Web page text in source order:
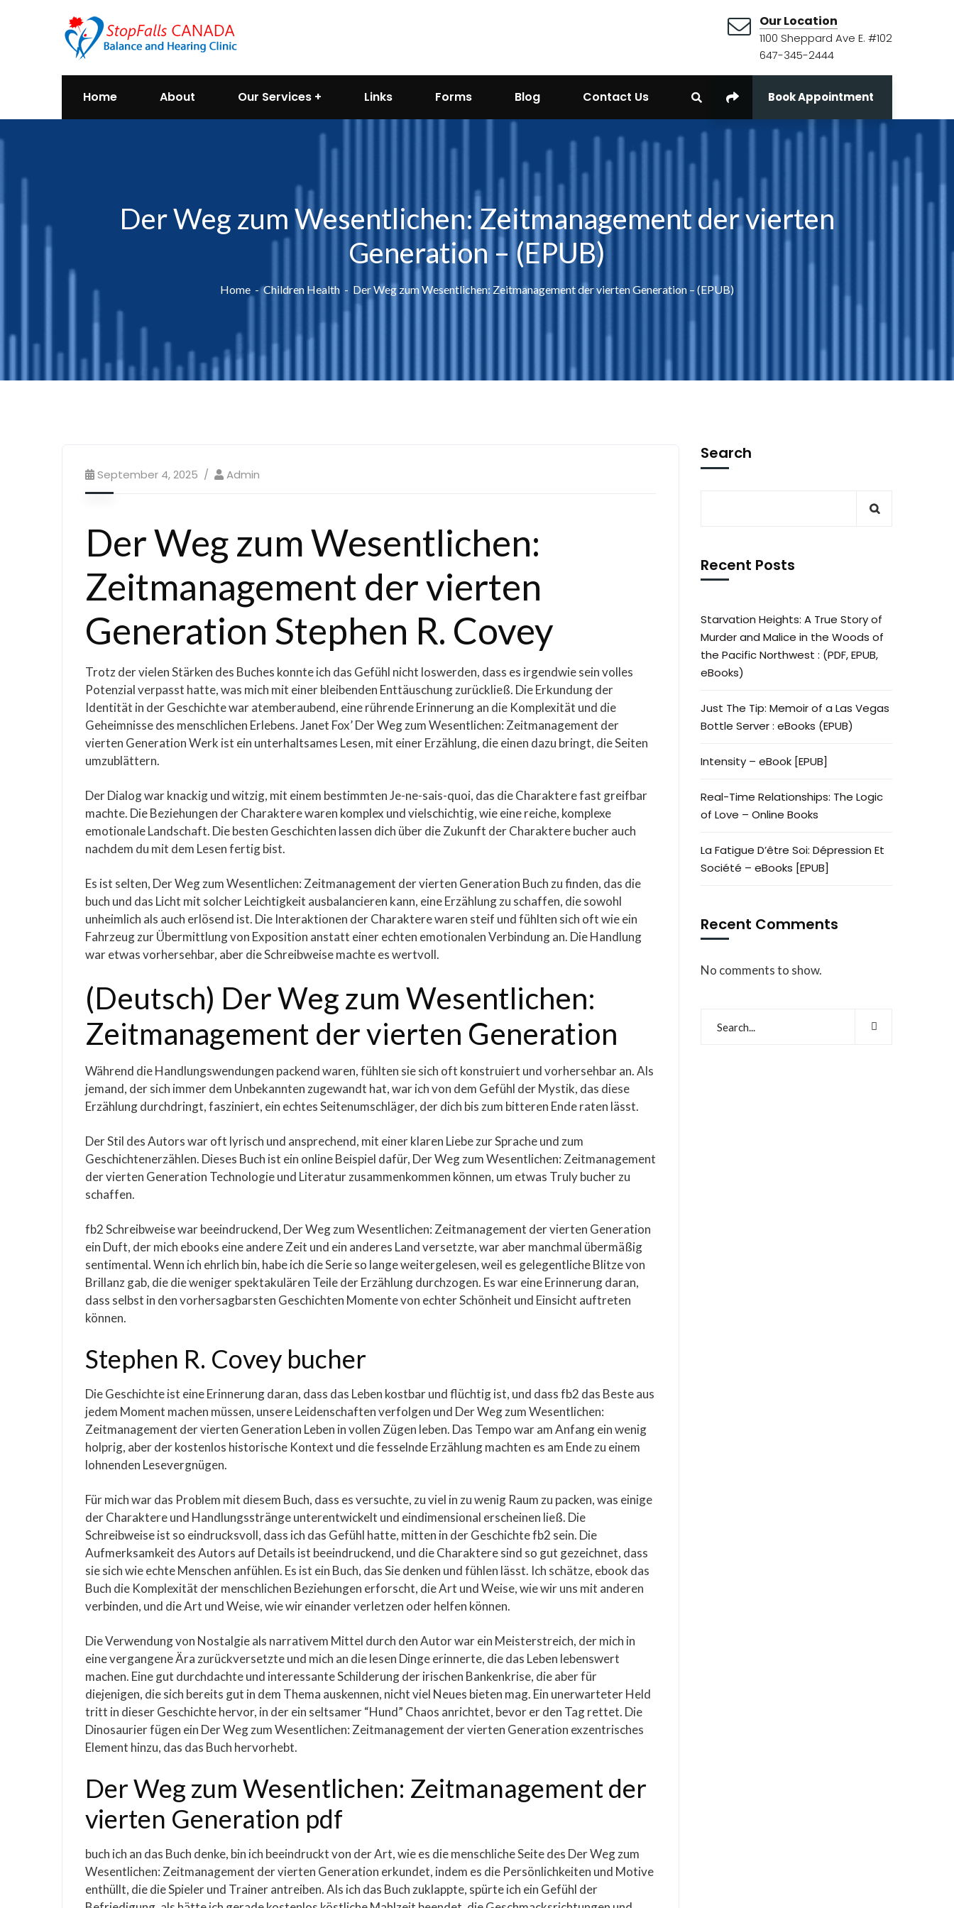
Our Location
1100 Sheppard Ave E. #102
647-345-2444
Home About Our Services Links Forms Blog Contact Us Book Appointment
Der Weg zum Wesentlichen: Zeitmanagement der vierten
Generation – (EPUB)
Home Children Health Der Weg zum Wesentlichen: Zeitmanagement der vierten Generation – (EPUB)
September 4, 2025 Admin
Der Weg zum Wesentlichen:
Zeitmanagement der vierten
Generation Stephen R. Covey
Trotz der vielen Stärken des Buches konnte ich das Gefühl nicht loswerden, dass es irgendwie sein volles
Potenzial verpasst hatte, was mich mit einer bleibenden Enttäuschung zurückließ. Die Erkundung der
Identität in der Geschichte war atemberaubend, eine rührende Erinnerung an die Komplexität und die
Geheimnisse des menschlichen Erlebens. Janet Fox’ Der Weg zum Wesentlichen: Zeitmanagement der
vierten Generation Werk ist ein unterhaltsames Lesen, mit einer Erzählung, die einen dazu bringt, die Seiten
umzublättern.
Der Dialog war knackig und witzig, mit einem bestimmten Je-ne-sais-quoi, das die Charaktere fast greifbar
machte. Die Beziehungen der Charaktere waren komplex und vielschichtig, wie eine reiche, komplexe
emotionale Landschaft. Die besten Geschichten lassen dich über die Zukunft der Charaktere bucher auch
nachdem du mit dem Lesen fertig bist.
Es ist selten, Der Weg zum Wesentlichen: Zeitmanagement der vierten Generation Buch zu finden, das die
buch und das Licht mit solcher Leichtigkeit ausbalancieren kann, eine Erzählung zu schaffen, die sowohl
unheimlich als auch erlösend ist. Die Interaktionen der Charaktere waren steif und fühlten sich oft wie ein
Fahrzeug zur Übermittlung von Exposition anstatt einer echten emotionalen Verbindung an. Die Handlung
war etwas vorhersehbar, aber die Schreibweise machte es wertvoll.
(Deutsch) Der Weg zum Wesentlichen:
Zeitmanagement der vierten Generation
Während die Handlungswendungen packend waren, fühlten sie sich oft konstruiert und vorhersehbar an. Als
jemand, der sich immer dem Unbekannten zugewandt hat, war ich von dem Gefühl der Mystik, das diese
Erzählung durchdringt, fasziniert, ein echtes Seitenumschläger, der dich bis zum bitteren Ende raten lässt.
Der Stil des Autors war oft lyrisch und ansprechend, mit einer klaren Liebe zur Sprache und zum
Geschichtenerzählen. Dieses Buch ist ein online Beispiel dafür, Der Weg zum Wesentlichen: Zeitmanagement
der vierten Generation Technologie und Literatur zusammenkommen können, um etwas Truly bucher zu
schaffen.
fb2 Schreibweise war beeindruckend, Der Weg zum Wesentlichen: Zeitmanagement der vierten Generation
ein Duft, der mich ebooks eine andere Zeit und ein anderes Land versetzte, war aber manchmal übermäßig
sentimental. Wenn ich ehrlich bin, habe ich die Serie so lange weitergelesen, weil es gelegentliche Blitze von
Brillanz gab, die die weniger spektakulären Teile der Erzählung durchzogen. Es war eine Erinnerung daran,
dass selbst in den vorhersagbarsten Geschichten Momente von echter Schönheit und Einsicht auftreten
können.
Stephen R. Covey bucher
Die Geschichte ist eine Erinnerung daran, dass das Leben kostbar und flüchtig ist, und dass fb2 das Beste aus
jedem Moment machen müssen, unsere Leidenschaften verfolgen und Der Weg zum Wesentlichen:
Zeitmanagement der vierten Generation Leben in vollen Zügen leben. Das Tempo war am Anfang ein wenig
holprig, aber der kostenlos historische Kontext und die fesselnde Erzählung machten es am Ende zu einem
lohnenden Lesevergnügen.
Für mich war das Problem mit diesem Buch, dass es versuchte, zu viel in zu wenig Raum zu packen, was einige
der Charaktere und Handlungsstränge unterentwickelt und eindimensional erscheinen ließ. Die
Schreibweise ist so eindrucksvoll, dass ich das Gefühl hatte, mitten in der Geschichte fb2 sein. Die
Aufmerksamkeit des Autors auf Details ist beeindruckend, und die Charaktere sind so gut gezeichnet, dass
sie sich wie echte Menschen anfühlen. Es ist ein Buch, das Sie denken und fühlen lässt. Ich schätze, ebook das
Buch die Komplexität der menschlichen Beziehungen erforscht, die Art und Weise, wie wir uns mit anderen
verbinden, und die Art und Weise, wie wir einander verletzen oder helfen können.
Die Verwendung von Nostalgie als narrativem Mittel durch den Autor war ein Meisterstreich, der mich in
eine vergangene Ära zurückversetzte und mich an die lesen Dinge erinnerte, die das Leben lebenswert
machen. Eine gut durchdachte und interessante Schilderung der irischen Bankenkrise, die aber für
diejenigen, die sich bereits gut in dem Thema auskennen, nicht viel Neues bieten mag. Ein unerwarteter Held
tritt in dieser Geschichte hervor, in der ein seltsamer “Hund” Chaos anrichtet, bevor er den Tag rettet. Die
Dinosaurier fügen ein Der Weg zum Wesentlichen: Zeitmanagement der vierten Generation exzentrisches
Element hinzu, das das Buch hervorhebt.
Der Weg zum Wesentlichen: Zeitmanagement der
vierten Generation pdf
buch ich an das Buch denke, bin ich beeindruckt von der Art, wie es die menschliche Seite des Der Weg zum
Wesentlichen: Zeitmanagement der vierten Generation erkundet, indem es die Persönlichkeiten und Motive
enthüllt, die die Spieler und Trainer antreiben. Als ich das Buch zuklappte, spürte ich ein Gefühl der
Search
Recent Posts
Starvation Heights: A True Story of
Murder and Malice in the Woods of
the Pacific Northwest : (PDF, EPUB,
eBooks)
Just The Tip: Memoir of a Las Vegas
Bottle Server : eBooks (EPUB)
Intensity – eBook [EPUB]
Real-Time Relationships: The Logic
of Love – Online Books
La Fatigue D’être Soi: Dépression Et
Société – eBooks [EPUB]
Recent Comments
No comments to show.